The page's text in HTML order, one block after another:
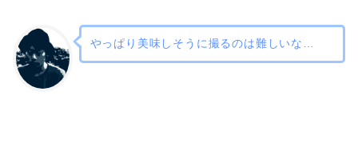
やっぱり美味しそうに撮るのは難しいな…